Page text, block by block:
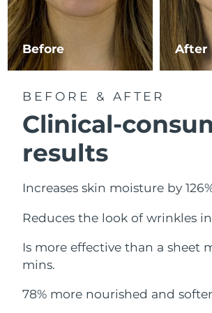
Before After
BEFORE & AFTER
Clinical-
results
Increases skin moisture by
Reduces the look of wrinkles in
Is more effective than a sheet
mins.
78% more nourished and
Norwegen
Oman Erwartete
Philippinen Erwartete
Rumänien
Russland